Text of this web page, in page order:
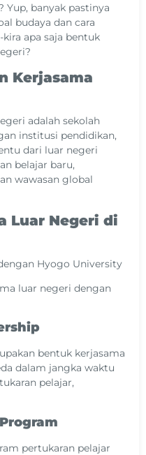
Yup, banyak pastinya
budaya dan cara
apa saja bentuk
Kerjasama
adalah sekolah
institusi pendidikan,
dari luar negeri
belajar baru,
wawasan global
Luar Negeri di
luar negeri dengan
bentuk kerjasama
dalam jangka waktu
pelajar,
pertukaran pelajar